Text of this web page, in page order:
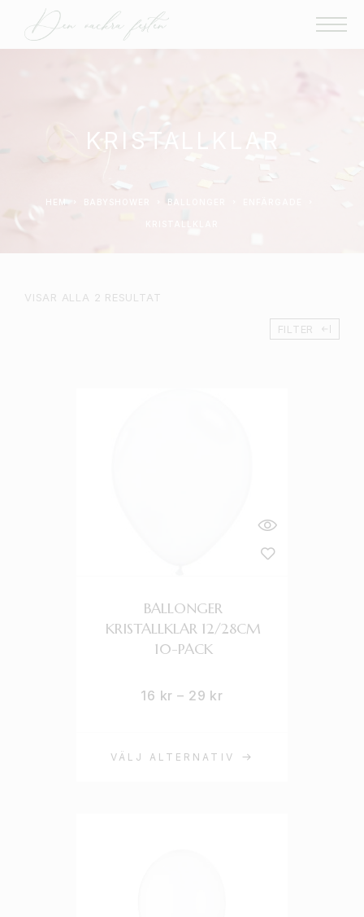
KRISTALLKLAR
HEM
VISAR ALLA 2 RESULTAT
FILTER
VÄLJ ALTERNATIV
BALLONGER
KRISTALLKLAR 12/28CM
10-PACK
16 kr – 29 kr